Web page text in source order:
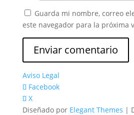
Guarda mi nombre, correo
este navegador para la próxima
Aviso Legal
Facebook
X
Diseñado por Elegant Themes |